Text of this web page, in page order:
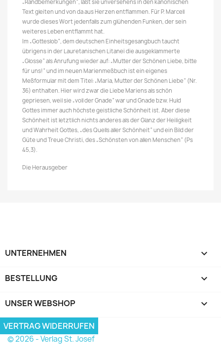
„Randbemerkungen“, läßt sie unversehens in den kanonischen
Text gleiten und von da aus Herzen entflammen. Für P. Marcell
wurde dieses Wort jedenfalls zum glühenden Funken, der sein
weiteres Leben entflammt hat.
Im „Gotteslob“, dem deutschen Einheitsgesangbuch taucht
übrigens in der Lauretanischen Litanei die ausgeklammerte
„Glosse“ als Anrufung wieder auf: „Mutter der Schönen Liebe, bitte
für uns!“ und im neuen Marienmeßbuch ist ein eigenes
Meßformular mit dem Titel: „Maria, Mutter der Schönen Liebe“ (Nr.
36) enthalten. Hier wird zwar die Liebe Mariens als schön
gepriesen, weil sie „voll der Gnade“ war und Gnade bzw. Huld
Gottes immer auch höchste geistliche Schönheit ist. Aber diese
Schönheit ist letztlich nichts anderes als der Glanz der Heiligkeit
und Wahrheit Gottes, „des Quells aller Schönheit“ und ein Bild der
Güte und Treue Christi, des „Schönsten von allen Menschen“ (Ps
45,3).
Die Herausgeber
UNTERNEHMEN 
BESTELLUNG 
UNSER WEBSHOP keyboard_arrow_down
VERTRAG WIDERRUFEN
© 2026 - Verlag St. Josef